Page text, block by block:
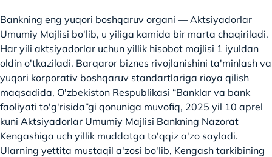
Bankning eng yuqori boshqaruv organi — Aktsiyadorlar
Umumiy Majlisi bo'lib, u yiliga kamida bir marta chaqiriladi.
Har yili aktsiyadorlar uchun yillik hisobot majlisi 1 iyuldan
oldin o'tkaziladi. Barqaror biznes rivojlanishini ta'minlash va
yuqori korporativ boshqaruv standartlariga rioya qilish
maqsadida, O'zbekiston Respublikasi “Banklar va bank
faoliyati to'g'risida”gi qonuniga muvofiq, 2025 yil 10 aprel
kuni Aktsiyadorlar Umumiy Majlisi Bankning Nazorat
Kengashiga uch yillik muddatga to'qqiz a'zo sayladi.
Ularning yettita mustaqil a'zosi bo'lib, Kengash tarkibining